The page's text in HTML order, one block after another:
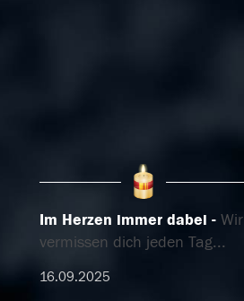
Im Herzen immer dabei
Wir
vermissen dich jeden Tag...
16.09.2025